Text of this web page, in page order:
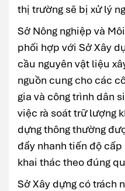
thị trường sẽ bị xử lý
Sở Nông nghiệp và
phối hợp với Sở Xây
cầu nguyên vật liệu
nguồn cung cho các
gia và công trình dân
việc rà soát trữ lượng
dựng thông thường
đẩy nhanh tiến độ
khai thác theo đúng
Sở Xây dựng có trách